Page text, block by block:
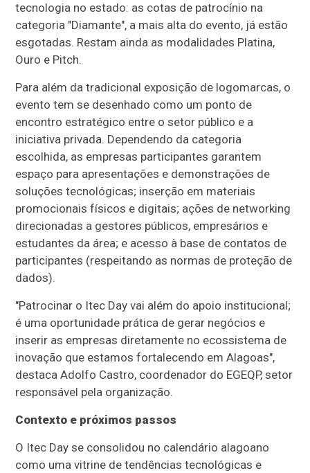
tecnologia no estado: as cotas de patrocínio na
categoria "Diamante", a mais alta do evento, já estão
esgotadas. Restam ainda as modalidades Platina,
Ouro e Pitch.
Para além da tradicional exposição de logomarcas, o
evento tem se desenhado como um ponto de
encontro estratégico entre o setor público e a
iniciativa privada. Dependendo da categoria
escolhida, as empresas participantes garantem
espaço para apresentações e demonstrações de
soluções tecnológicas; inserção em materiais
promocionais físicos e digitais; ações de networking
direcionadas a gestores públicos, empresários e
estudantes da área; e acesso à base de contatos de
participantes (respeitando as normas de proteção de
dados).
"Patrocinar o Itec Day vai além do apoio institucional;
é uma oportunidade prática de gerar negócios e
inserir as empresas diretamente no ecossistema de
inovação que estamos fortalecendo em Alagoas",
destaca Adolfo Castro, coordenador do EGEQP, setor
responsável pela organização.
Contexto e próximos passos
O Itec Day se consolidou no calendário alagoano
como uma vitrine de tendências tecnológicas e